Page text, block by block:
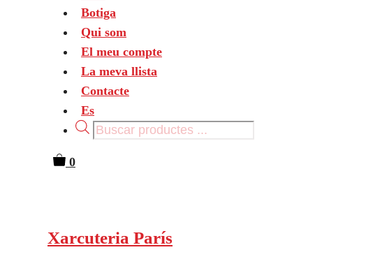
Botiga
Qui som
El meu compte
La meva llista
Contacte
Es
Products
0
Xarcuteria París